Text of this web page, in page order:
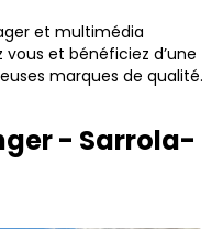
et multimédia
et bénéficiez d’une
marques de qualité.
- Sarrola-